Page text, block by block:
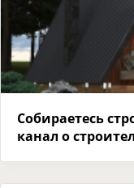
Собираетесь
канал о